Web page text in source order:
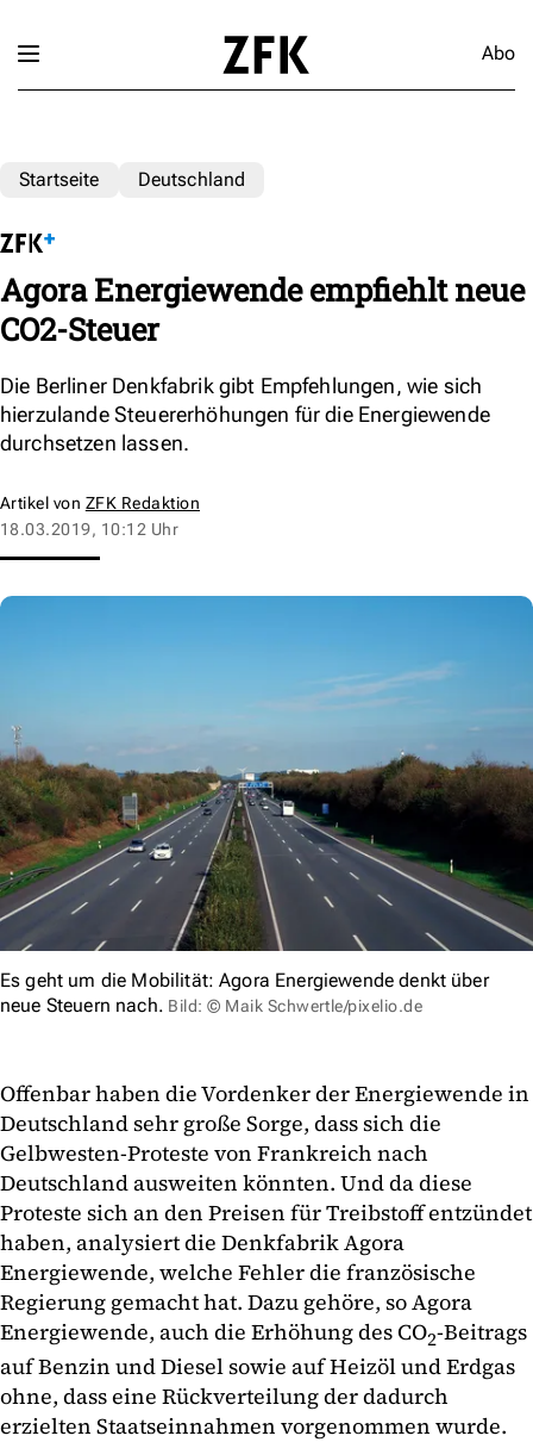
Abo
Startseite Deutschland
Agora Energiewende empfiehlt neue
CO2-Steuer
Die Berliner Denkfabrik gibt Empfehlungen, wie sich
hierzulande Steuererhöhungen für die Energiewende
durchsetzen lassen.
Artikel von ZFK Redaktion
18.03.2019, 10:12 Uhr
Es geht um die Mobilität: Agora Energiewende denkt über
neue Steuern nach. Bild: © Maik Schwertle/pixelio.de
Offenbar haben die Vordenker der Energiewende in
Deutschland sehr große Sorge, dass sich die
Gelbwesten-Proteste von Frankreich nach
Deutschland ausweiten könnten. Und da diese
Proteste sich an den Preisen für Treibstoff entzündet
haben, analysiert die Denkfabrik Agora
Energiewende, welche Fehler die französische
Regierung gemacht hat. Dazu gehöre, so Agora
Energiewende, auch die Erhöhung des CO2-Beitrags
auf Benzin und Diesel sowie auf Heizöl und Erdgas
ohne, dass eine Rückverteilung der dadurch
erzielten Staatseinnahmen vorgenommen wurde.